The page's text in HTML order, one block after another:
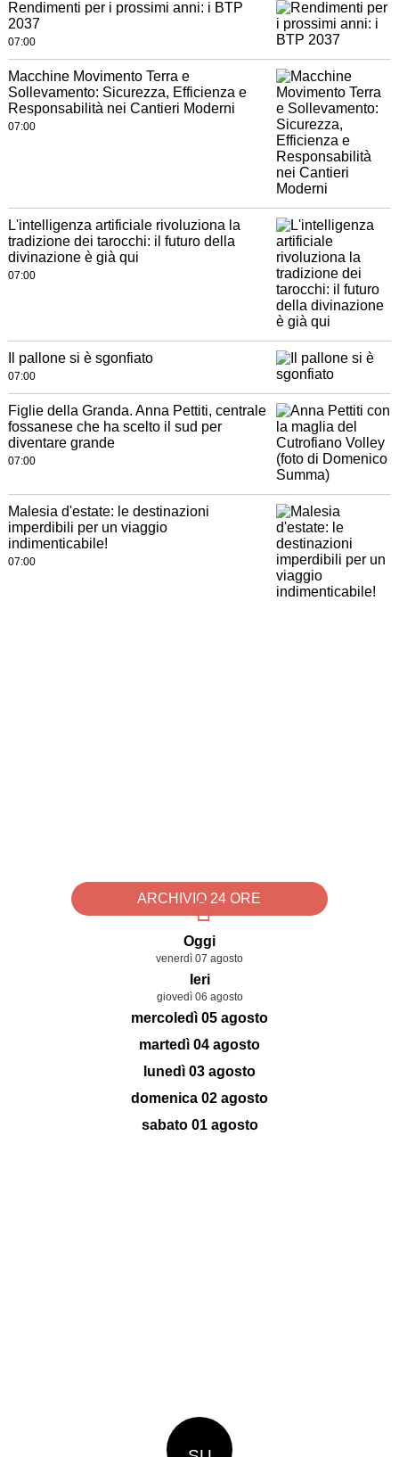
Rendimenti per i prossimi anni: i BTP
2037
07:00
Macchine Movimento Terra e
Sollevamento: Sicurezza, Efficienza e
Responsabilità nei Cantieri Moderni
07:00
L'intelligenza artificiale rivoluziona la
tradizione dei tarocchi: il futuro della
divinazione è già qui
07:00
Il pallone si è sgonfiato
07:00
Figlie della Granda. Anna Pettiti, centrale
fossanese che ha scelto il sud per
diventare grande
07:00
Malesia d'estate: le destinazioni
imperdibili per un viaggio
indimenticabile!
07:00
ARCHIVIO 24 ORE
Oggi
venerdì 07 agosto
Ieri
giovedì 06 agosto
mercoledì 05 agosto
martedì 04 agosto
lunedì 03 agosto
domenica 02 agosto
sabato 01 agosto